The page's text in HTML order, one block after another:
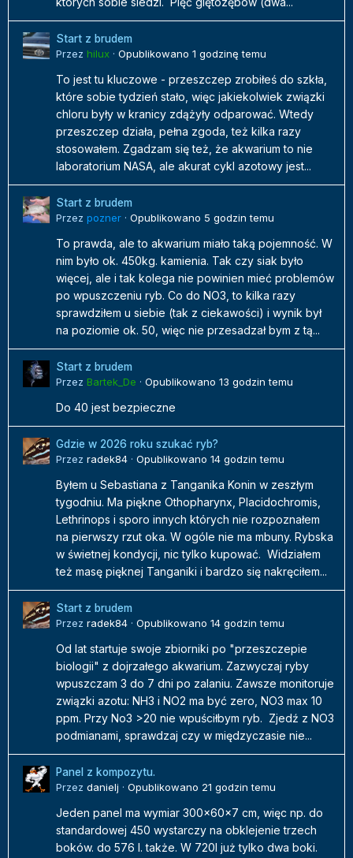
Start z brudem
Przez hilux · Opublikowano 1 godzinę temu
To jest tu kluczowe - przeszczep zrobiłeś do szkła,
które sobie tydzień stało, więc jakiekolwiek związki
chloru były w kranicy zdążyły odparować. Wtedy
przeszczep działa, pełna zgoda, też kilka razy
stosowałem. Zgadzam się też, że akwarium to nie
laboratorium NASA, ale akurat cykl azotowy jest...
Start z brudem
Przez pozner · Opublikowano 5 godzin temu
To prawda, ale to akwarium miało taką pojemność. W
nim było ok. 450kg. kamienia. Tak czy siak było
więcej, ale i tak kolega nie powinien mieć problemów
po wpuszczeniu ryb. Co do NO3, to kilka razy
sprawdziłem u siebie (tak z ciekawości) i wynik był
na poziomie ok. 50, więc nie przesadzał bym z tą...
Start z brudem
Przez Bartek_De · Opublikowano 13 godzin temu
Do 40 jest bezpieczne
Gdzie w 2026 roku szukać ryb?
Przez radek84 · Opublikowano 14 godzin temu
Byłem u Sebastiana z Tanganika Konin w zeszłym
tygodniu. Ma piękne Othopharynx, Placidochromis,
Lethrinops i sporo innych których nie rozpoznałem
na pierwszy rzut oka. W ogóle nie ma mbuny. Rybska
w świetnej kondycji, nic tylko kupować. Widziałem
też masę pięknej Tanganiki i bardzo się nakręciłem...
Start z brudem
Przez radek84 · Opublikowano 14 godzin temu
Od lat startuje swoje zbiorniki po "przeszczepie
biologii" z dojrzałego akwarium. Zazwyczaj ryby
wpuszczam 3 do 7 dni po zalaniu. Zawsze monitoruje
związki azotu: NH3 i NO2 ma być zero, NO3 max 10
ppm. Przy No3 >20 nie wpuściłbym ryb. Zjedź z NO3
podmianami, sprawdzaj czy w międzyczasie nie...
Panel z kompozytu.
Przez danielj · Opublikowano 21 godzin temu
Jeden panel ma wymiar 300x60x7 cm, więc np. do
standardowej 450 wystarczy na obklejenie trzech
boków. do 576 l. także. W 720l już tylko dwa boki.